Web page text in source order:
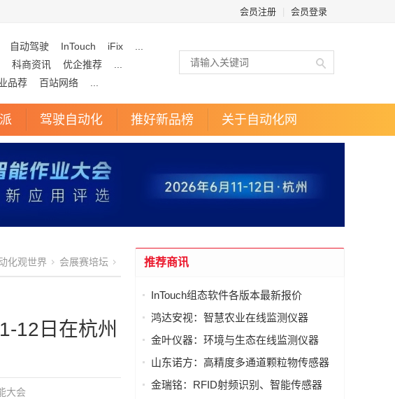
会员注册 会员登录
自动驾驶 InTouch iFix
科商资讯 优企推荐
品荐 百站网络
驾驶自动化 推好新品榜 关于自动化网
化观世界 会展赛培坛
12日在杭州
大会
推荐商讯
InTouch组态软件各版本最新报价
鸿达安视：智慧农业在线监测仪器
金叶仪器：环境与生态在线监测仪器
山东诺方：高精度多通道颗粒物传感器
金瑞铭：RFID射频识别、智能传感器